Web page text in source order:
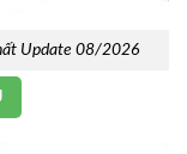
Update 08/2026